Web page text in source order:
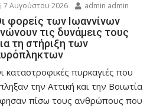
7 Αυγούστου 2026 admin admin
φορείς των Ιωαννίνων
τις δυνάμεις τους
τη στήριξη των
καταστροφικές πυρκαγιές που
την Αττική και την Bοιωτία
πίσω τους ανθρώπους που